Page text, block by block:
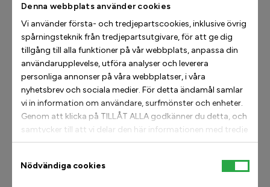
Denna webbplats använder cookies
Vi använder första- och tredjepartscookies, inklusive övrig
spårningsteknik från tredjepartsutgivare, för att ge dig
tillgång till alla funktioner på vår webbplats, anpassa din
användarupplevelse, utföra analyser och leverera
personliga annonser på våra webbplatser, i våra
nyhetsbrev och sociala medier. För detta ändamål samlar
vi in information om användare, surfmönster och enheter.
Genom att klicka på TILLÅT ALLA godkänner du detta, och
samtycker till att vi delar den här informationen med tredje
part, till exempel våra annonspartners. Om du vill kan
på att om du blockerar vissa typer av cookies kan det
Nödvändiga cookies
Leverans och frakt
Beställningar och tillgänglighet
Returer, byten och reklamationer
Vill du kontakta oss?